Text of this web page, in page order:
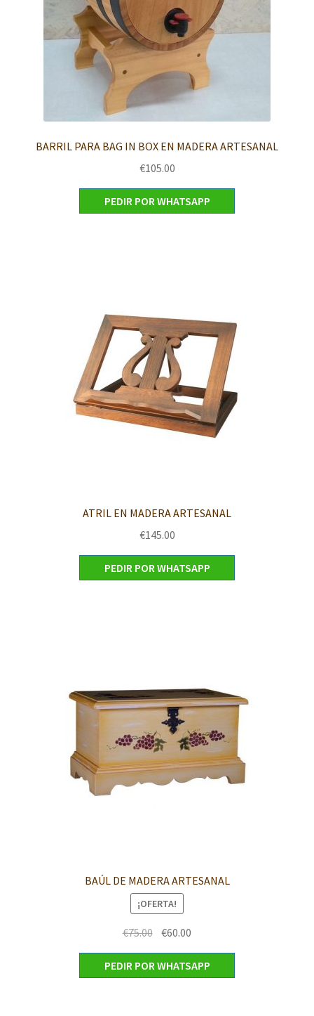
BARRIL PARA BAG IN BOX EN MADERA ARTESANAL
€105.00
PEDIR POR WHATSAPP
ATRIL EN MADERA ARTESANAL
€145.00
PEDIR POR WHATSAPP
BAÚL DE MADERA ARTESANAL
¡OFERTA!
€75.00 El
original
€60.00
actual
PEDIR POR WHATSAPP